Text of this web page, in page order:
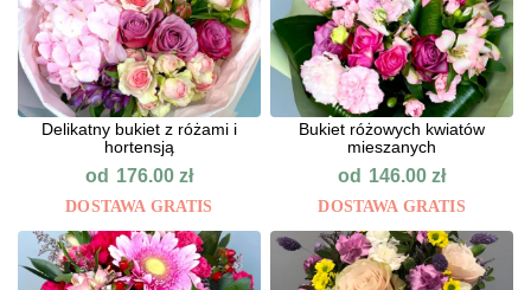
Delikatny bukiet z różami i
hortensją
od 176.00 zł
DOSTAWA GRATIS
Bukiet różowych kwiatów
mieszanych
od 146.00zł
DOSTAWA GRATIS